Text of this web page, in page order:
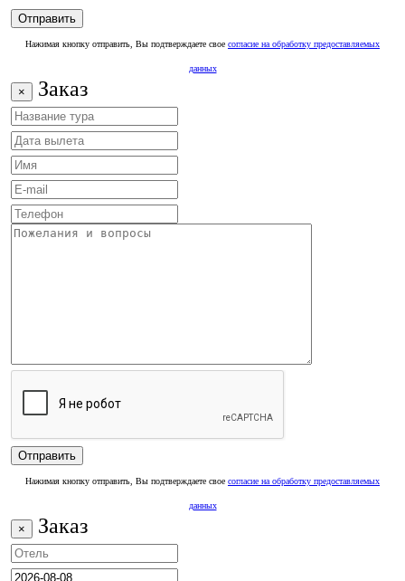
Нажимая кнопку отправить, Вы подтверждаете свое согласие на обработку предоставляемых
данных
× Заказ
Нажимая кнопку отправить, Вы подтверждаете свое согласие на обработку предоставляемых
данных
× Заказ